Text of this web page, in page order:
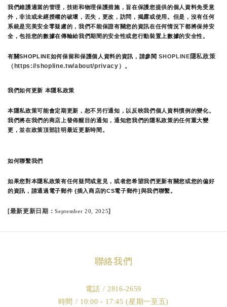
我們維護適當的管理，技術和物理保護措施，旨在保護您提供的個人資料免受意
外，非法或未經授權的破壞，丟失，更改，訪問，揭露或使用。但是，沒有任何
系統是完美安全零疑慮的，我們不能保證有關您的資訊在任何情況下都將保持安
全，包括您的數據在傳輸給我們期間的安全性或您行動裝置上數據的安全性。
有關SHOPLINE如何保留和保護個人資料的資訊，請參閱 SHOPLINE隱私政策
（https://shopline.tw/about/privacy）。
我們如何更新 本隱私政策
本隱私政策可能會定期更新，恕不另行通知，以反映我們個人資料慣例的變化。
我們將在我們的商店上發佈醒目的通知，通知您我們的隱私政策的任何重大變
更，並在政策頂部註明最近更新時間。
如何聯繫我們
如果您對本隱私政策有任何疑問或意見，或者您希望我們更新有關您或您的偏好
的資訊，請通過電子郵件 {插入商店的CS電子郵件]與我們聯繫。
[最新更新日期：September 20, 2025]
聯絡我們
電話 / 2816-2659
時間 / 10:00 - 17:45 (星期一至五)